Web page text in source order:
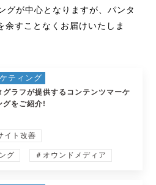
グが中心となりますが、パンタ
余すことなくお届けいたしま
ティング
グラフが提供するコンテンツマーケ
グをご紹介!
イト改善
グ ＃オウンドメディア